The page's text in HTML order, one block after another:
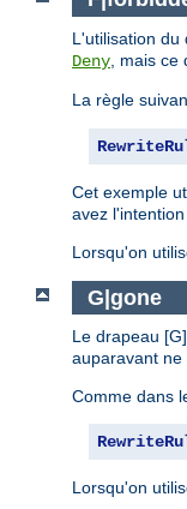
L'utilisation du
Deny , mais
La règle
Cet exemple
avez
Lorsqu'on
G|gone
Le drapeau
auparavant ne
Comme dans
Lorsqu'on